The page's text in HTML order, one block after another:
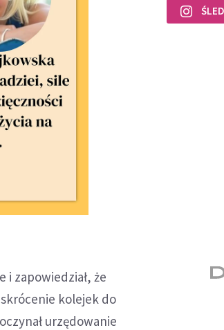
i zapowiedział, że
kolejek do
urzędowanie